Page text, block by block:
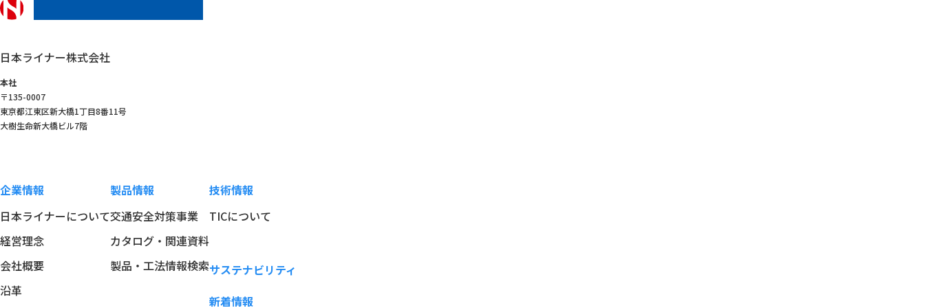
日本ライナー株式会社
日本ライナー株式会社
本社
〒135-0007
東京都江東区新大橋1丁目8番11号
大樹生命新大橋ビル7階
企業情報
日本ライナーについて
経営理念
会社概要
沿革
製品情報
交通安全対策事業
カタログ・関連資料
製品・工法情報検索
技術情報
TICについて
サステナビリティ
新着情報